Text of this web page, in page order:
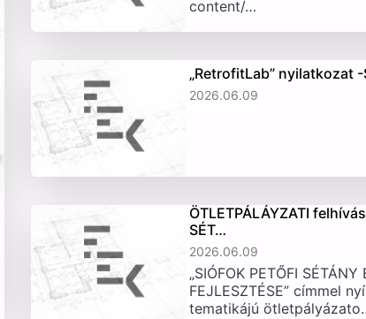
content/…
„RetrofitLab” nyilatkozat
2026.06.09
ÖTLETPÁLÁYZATI felhívás
SÉT…
2026.06.09
„SIÓFOK PETŐFI SÉTÁNY
FEJLESZTÉSE” címmel
tematikájú